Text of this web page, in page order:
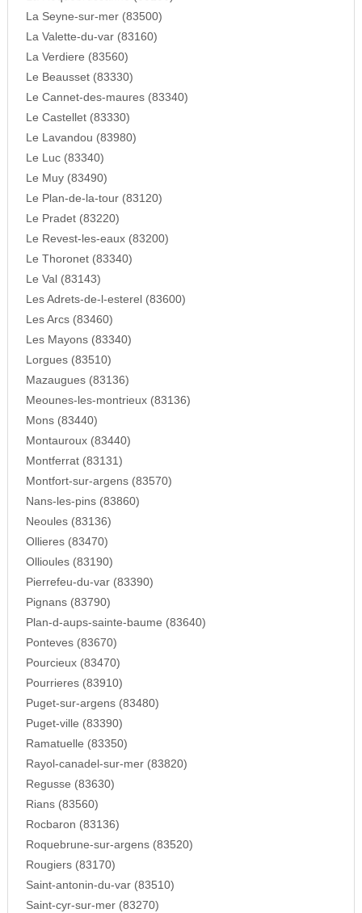
La Seyne-sur-mer (83500)
La Valette-du-var (83160)
La Verdiere (83560)
Le Beausset (83330)
Le Cannet-des-maures (83340)
Le Castellet (83330)
Le Lavandou (83980)
Le Luc (83340)
Le Muy (83490)
Le Plan-de-la-tour (83120)
Le Pradet (83220)
Le Revest-les-eaux (83200)
Le Thoronet (83340)
Le Val (83143)
Les Adrets-de-l-esterel (83600)
Les Arcs (83460)
Les Mayons (83340)
Lorgues (83510)
Mazaugues (83136)
Meounes-les-montrieux (83136)
Mons (83440)
Montauroux (83440)
Montferrat (83131)
Montfort-sur-argens (83570)
Nans-les-pins (83860)
Neoules (83136)
Ollieres (83470)
Ollioules (83190)
Pierrefeu-du-var (83390)
Pignans (83790)
Plan-d-aups-sainte-baume (83640)
Ponteves (83670)
Pourcieux (83470)
Pourrieres (83910)
Puget-sur-argens (83480)
Puget-ville (83390)
Ramatuelle (83350)
Rayol-canadel-sur-mer (83820)
Regusse (83630)
Rians (83560)
Rocbaron (83136)
Roquebrune-sur-argens (83520)
Rougiers (83170)
Saint-antonin-du-var (83510)
Saint-cyr-sur-mer (83270)